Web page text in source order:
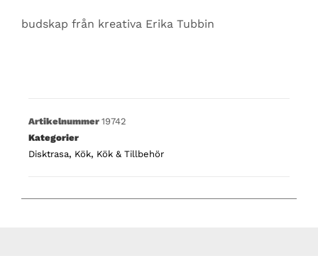
budskap från kreativa Erika Tubbin
Artikelnummer 19742
Kategorier
Disktrasa, Kök, Kök & Tillbehör